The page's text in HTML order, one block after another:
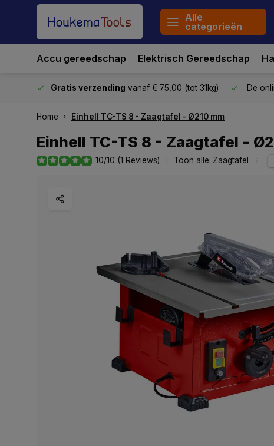
Alle
categorieën
Accu gereedschap Elektrisch Gereedschap
Gratis verzending vanaf € 75,00 (tot 31kg) De
Home Einhell TC-TS 8 - Zaagtafel - Ø210 mm
Einhell TC-TS 8 - Zaagtafel -
10/10 (1 Reviews) Toon alle: Zaagtafel